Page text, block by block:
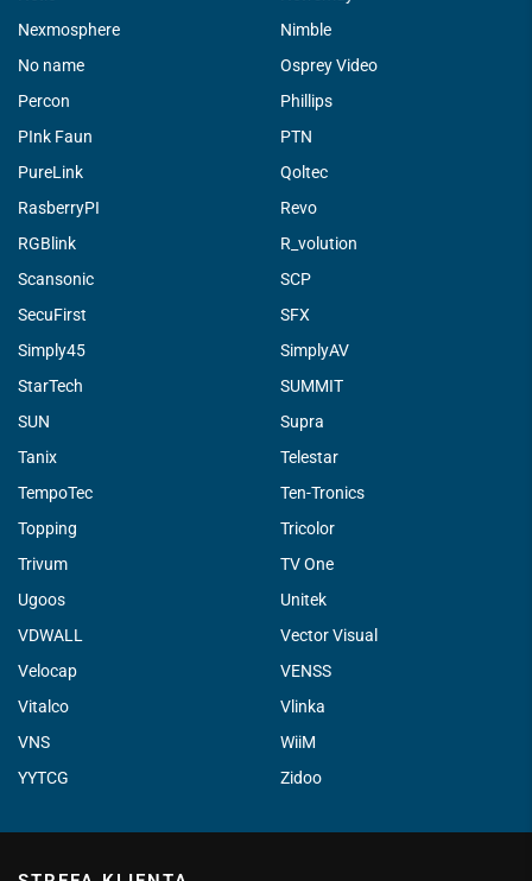
Nexmosphere
Nimble
No name
Osprey Video
Percon
Phillips
PInk Faun
PTN
PureLink
Qoltec
RasberryPI
Revo
RGBlink
R_volution
Scansonic
SCP
SecuFirst
SFX
Simply45
SimplyAV
StarTech
SUMMIT
SUN
Supra
Tanix
Telestar
TempoTec
Ten-Tronics
Topping
Tricolor
Trivum
TV One
Ugoos
Unitek
VDWALL
Vector Visual
Velocap
VENSS
Vitalco
Vlinka
VNS
WiiM
YYTCG
Zidoo